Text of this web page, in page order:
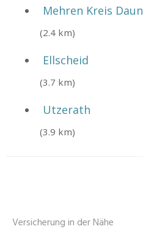
Mehren Kreis Daun
(2.4 km)
Ellscheid
(3.7 km)
Utzerath
(3.9 km)
Versicherung in der Nähe